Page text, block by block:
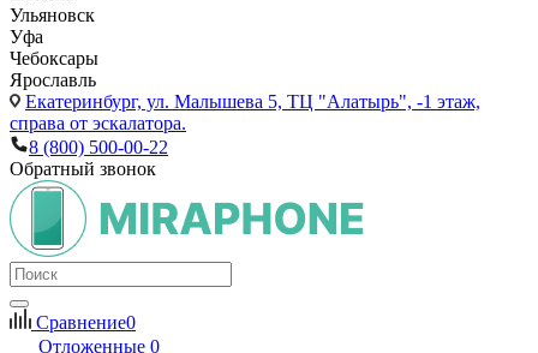
Ульяновск
Уфа
Чебоксары
Ярославль
Екатеринбург, ул. Малышева 5, ТЦ "Алатырь", -1 этаж,
справа от эскалатора.
8 (800) 500-00-22
Обратный звонок
Сравнение0
Отложенные 0